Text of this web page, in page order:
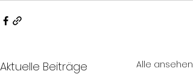
Aktuelle Beiträge Alle ansehen